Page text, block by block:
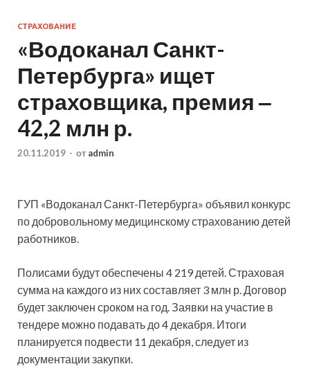
СТРАХОВАНИЕ
«Водоканал Санкт-
Петербурга» ищет
страховщика, премия ‒
42,2 млн р.
20.11.2019 - от admin
ГУП «Водоканал Санкт-Петербурга» объявил конкурс
по добровольному медицинскому страхованию детей
работников.
Полисами будут обеспечены 4 219 детей. Страховая
сумма на каждого из них составляет 3 млн р. Договор
будет заключен сроком на год. Заявки на участие в
тендере можно подавать до 4 декабря. Итоги
планируется подвести 11 декабря, следует из
документации закупки.